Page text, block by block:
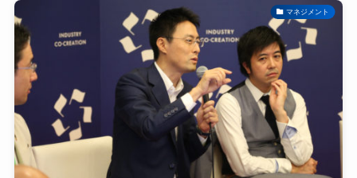
マネジメント